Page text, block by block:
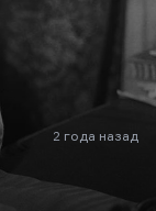
писатель
2 года назад